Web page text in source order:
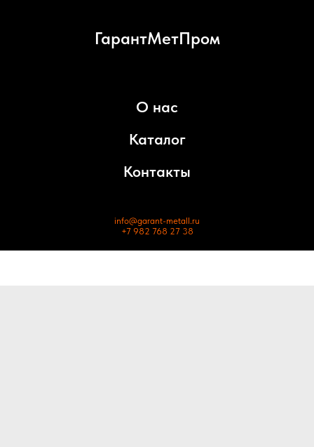
ГарантМетПром
О нас
Каталог
Контакты
info@garant-metall.ru
+7 982 768 27 38